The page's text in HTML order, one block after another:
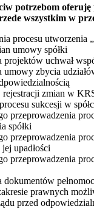
potrzebom oferuję
wszystkim w
procesu utworzenia
umowy spółki
projektów uchwał
zbycia
zmian w
sukcesji w
przeprowadzenia
spółki
przeprowadzenia
upadłości
przeprowadzenia
dokumentów
prawnych
przed